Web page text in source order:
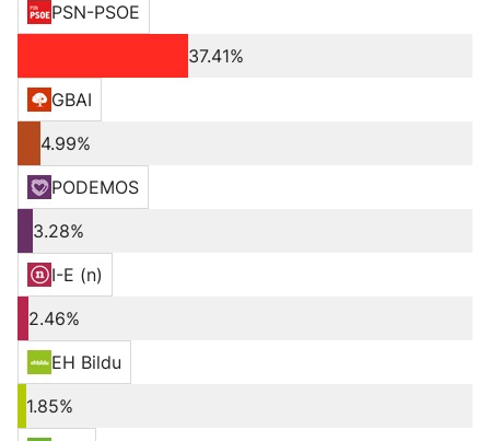
PSN-PSOE
37.41%
GBAI
4.99%
PODEMOS
3.28%
I-E (n)
2.46%
EH Bildu
1.85%